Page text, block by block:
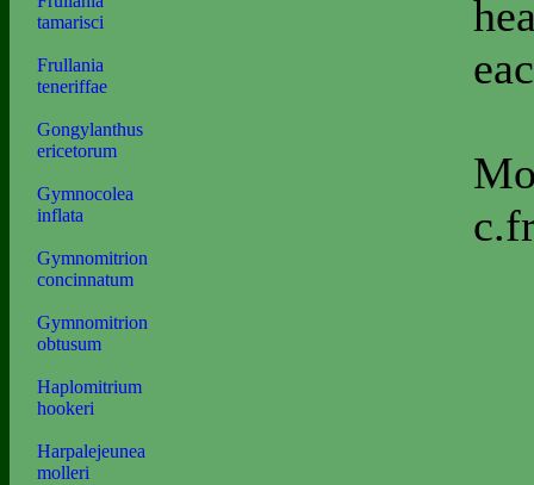
tamarisci
Frullania
teneriffae
Gongylanthus
ericetorum
Gymnocolea
inflata
Gymnomitrion
concinnatum
Gymnomitrion
obtusum
Haplomitrium
hookeri
Harpalejeunea
molleri